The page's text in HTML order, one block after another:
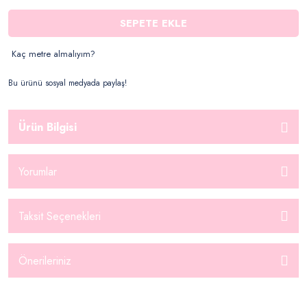
SEPETE EKLE
Kaç metre almalıyım?
Bu ürünü sosyal medyada paylaş!
Ürün Bilgisi
Yorumlar
Taksit Seçenekleri
Önerileriniz